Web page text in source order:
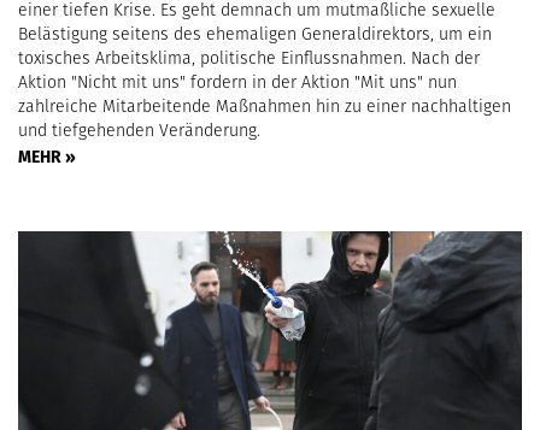
einer tiefen Krise. Es geht demnach um mutmaßliche sexuelle
Belästigung seitens des ehemaligen Generaldirektors, um ein
toxisches Arbeitsklima, politische Einflussnahmen. Nach der
Aktion "Nicht mit uns" fordern in der Aktion "Mit uns" nun
zahlreiche Mitarbeitende Maßnahmen hin zu einer nachhaltigen
und tiefgehenden Veränderung.
MEHR »